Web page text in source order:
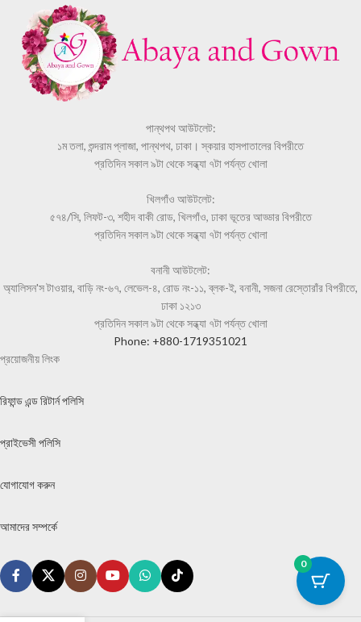
পান্থপথ আউটলেট:
১ম তলা, শুন্দরাম প্লাজা, পান্থপথ, ঢাকা। স্কয়ার হাসপাতালের বিপরীতে
প্রতিদিন সকাল ৯টা থেকে সন্ধ্যা ৭টা পর্যন্ত খোলা
খিলগাঁও আউটলেট:
৫৭৪/সি, লিফট-৩, শহীদ বাকী রোড, খিলগাঁও, ঢাকা ভূতের আড্ডার বিপরীতে
প্রতিদিন সকাল ৯টা থেকে সন্ধ্যা ৭টা পর্যন্ত খোলা
বনানী আউটলেট:
অ্যালিসন'স টাওয়ার, বাড়ি নং-৬৭, লেভেল-৪, রোড নং-১১, ব্লক-ই, বনানী, সজনা রেস্তোরাঁর বিপরীতে,
ঢাকা ১২১৩
প্রতিদিন সকাল ৯টা থেকে সন্ধ্যা ৭টা পর্যন্ত খোলা
Phone: +880-1719351021
প্রয়োজনীয় লিংক
রিফান্ড এন্ড রিটার্ন পলিসি
প্রাইভেসী পলিসি
যোগাযোগ করুন
আমাদের সম্পর্কে
0